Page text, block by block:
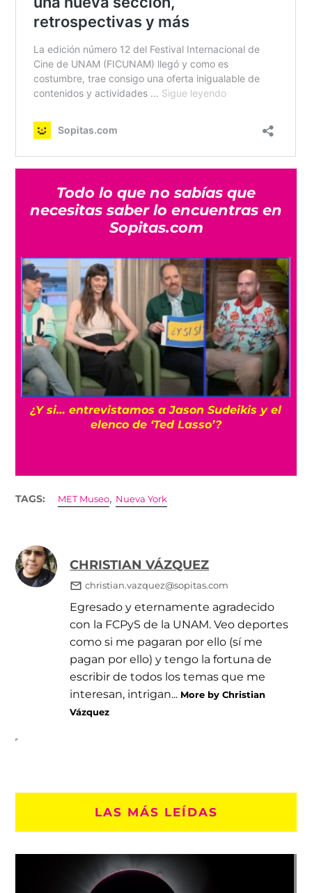
Todo lo que no sabías que
necesitas saber lo encuentras en
Sopitas.com
¿Y si… entrevistamos a Jason Sudeikis y el
elenco de ‘Ted Lasso’?
TAGS: MET Museo, Nueva York
CHRISTIAN VÁZQUEZ
christian.vazquez@sopitas.com
Egresado y eternamente agradecido
con la FCPyS de la UNAM. Veo deportes
como si me pagaran por ello (sí me
pagan por ello) y tengo la fortuna de
escribir de todos los temas que me
interesan, intrigan... More by Christian
Vázquez
LAS MÁS LEÍDAS